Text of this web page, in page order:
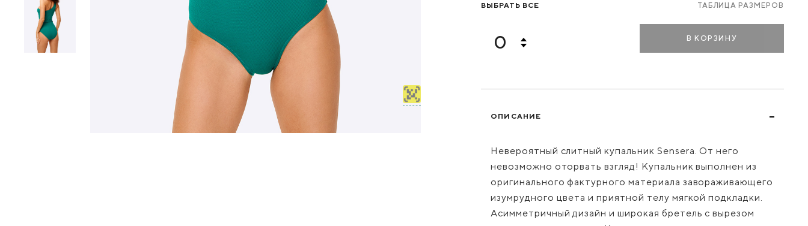
ВЫБРАТЬ ВСЕ ТАБЛИЦА РАЗМЕРОВ
В КОРЗИНУ
ОПИСАНИЕ
Невероятный слитный купальник Sensera. От него
невозможно оторвать взгляд! Купальник выполнен из
оригинального фактурного материала завораживающего
изумрудного цвета и приятной телу мягкой подкладки.
Асимметричный дизайн и широкая бретель с вырезом